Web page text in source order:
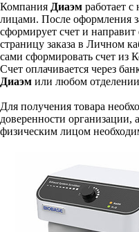
Компания Диаэм работает
лицами. После оформления
сформирует счет и
страницу заказа в Личном
сами сформировать счет из
Счет оплачивается через
Диаэм или любом
Для получения товара
доверенности организации,
физическим лицом